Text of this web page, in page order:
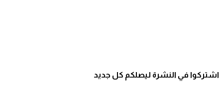
اشتركوا في النشرة ليصلكم كل جديد